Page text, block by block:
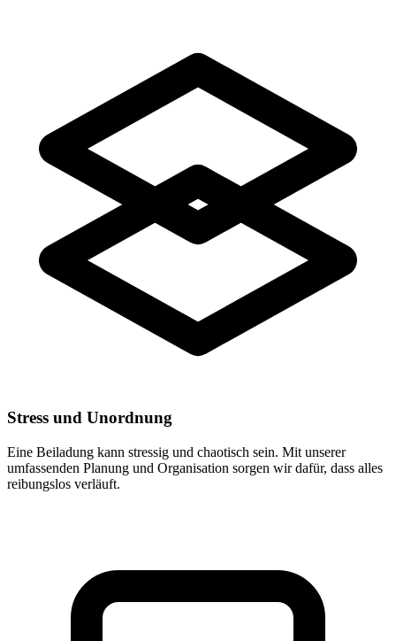
Stress und Unordnung
Eine Beiladung kann stressig und chaotisch sein. Mit unserer
umfassenden Planung und Organisation sorgen wir dafür, dass alles
reibungslos verläuft.